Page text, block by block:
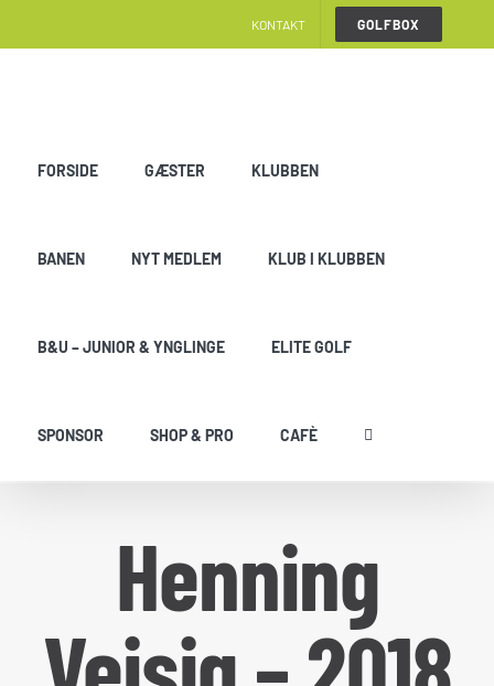
to
KONTAKT GOLFBOX
FORSIDE GÆSTER KLUBBEN
BANEN NYT MEDLEM KLUB I KLUBBEN
B&U – JUNIOR & YNGLINGE ELITE GOLF
SPONSOR SHOP & PRO CAFÈ
Henning